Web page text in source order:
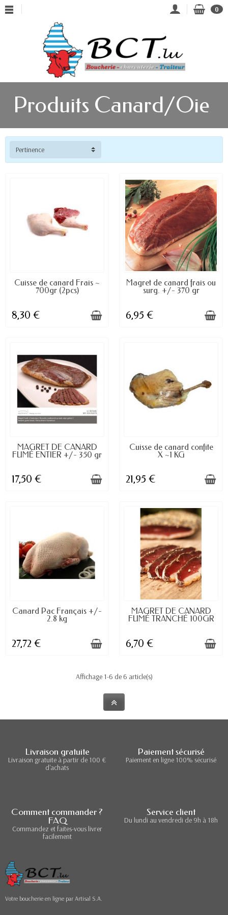
0
Produits Canard/Oie
Pertinence
DISPONIBLE À LA COMMANDE
Cuisse de canard Frais ~
700gr (2pcs)
8,30 €
DISPONIBLE À LA COMMANDE
Magret de canard frais ou
surg. +/- 370 gr
6,95 €
DISPONIBLE À LA COMMANDE
MAGRET DE CANARD
FUMÉ ENTIER +/- 350 gr
17,50 €
DISPONIBLE À LA COMMANDE
Cuisse de canard confite
X ~1 KG
21,95 €
DISPONIBLE À LA COMMANDE
Canard Pac Français +/-
2.8 kg
27,72 €
DISPONIBLE À LA COMMANDE
MAGRET DE CANARD
FUMÉ TRANCHÉ 100GR
6,70 €
Affichage 1-6 de 6 article(s)
Livraison gratuite
Livraison gratuite à partir de 100 €
d'achats
Paiement sécurisé
Paiement en ligne 100% sécurisé
Comment commander ?
FAQ
Commandez et faites-vous livrer
facilement
Service client
Du lundi au vendredi de 9h à 18h
Votre boucherie en ligne par Artisal S.A.